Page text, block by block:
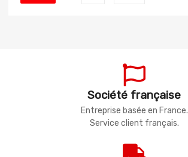
Société française
Entreprise basée en France.
Service client français.